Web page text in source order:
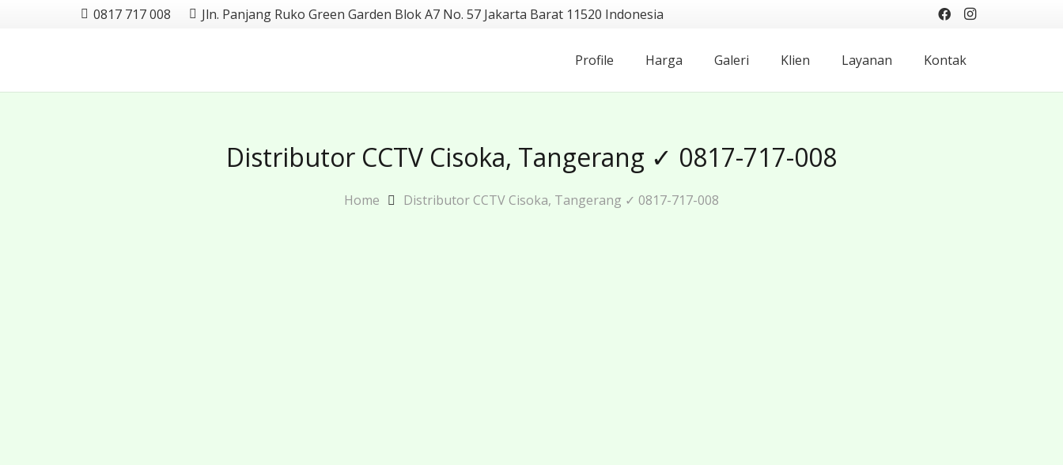
0817 717 008 Jln. Panjang Ruko Green Garden Blok A7 No. 57 Jakarta Barat 11520 Indonesia
Profile Harga Galeri Klien Layanan Kontak
Distributor CCTV Cisoka, Tangerang ✓ 0817-717-008
Home Distributor CCTV Cisoka, Tangerang ✓ 0817-717-008